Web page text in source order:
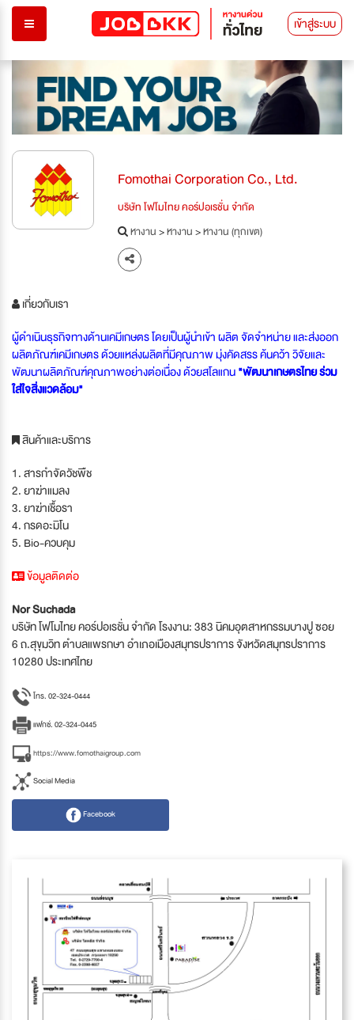
เข้าสู่ระบบ
Fomothai Corporation Co., Ltd.
บริษัท โฟโมไทย คอร์ปอเรชั่น จำกัด
หางาน>หางาน>หางาน (ทุกเขต)
เกี่ยวกับเรา
ผู้ดำเนินธุรกิจทางด้านเคมีเกษตร โดยเป็นผู้นำเข้า ผลิต จัดจำหน่าย และส่งออก
ผลิตภัณฑ์เคมีเกษตร ด้วยแหล่งผลิตที่มีคุณภาพ มุ่งคัดสรร ค้นคว้า วิจัยและ
พัฒนาผลิตภัณฑ์คุณภาพอย่างต่อเนื่อง ด้วยสโลแกน"พัฒนาเกษตรไทย ร่วม
ใส่ใจสิ่งแวดล้อม"
สินค้าและบริการ
1. สารกำจัดวัชพืช
2. ยาฆ่าแมลง
3. ยาฆ่าเชื้อรา
4. กรดอะมิโน
5. Bio-ควบคุม
ข้อมูลติดต่อ
Nor Suchada
บริษัท โฟโมไทย คอร์ปอเรชั่น จำกัด โรงงาน: 383 นิคมอุตสาหกรรมบางปู ซอย
6 ถ.สุขุมวิท ตำบลแพรกษา อำเภอเมืองสมุทรปราการ จังหวัดสมุทรปราการ
10280 ประเทศไทย
โทร. 02-324-0444
แฟกซ์. 02-324-0445
https://www.fomothaigroup.com
Social Media
Facebook